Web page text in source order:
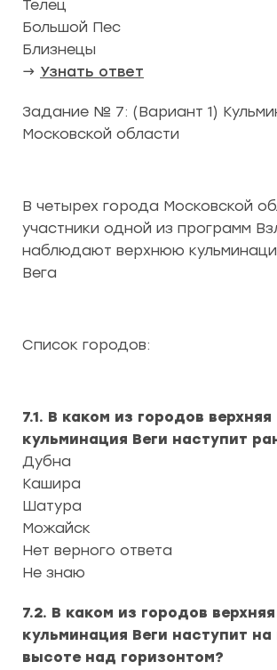
Телец
Большой Пес
Близнецы
→ Узнать ответ
Задание № 7: (Вариант 1)
Московской области
В четырех города Московской
участники одной из программ
наблюдают верхнюю
Вега
Список городов:
7.1. В каком из городов верхняя
кульминация Веги наступит
Дубна
Кашира
Шатура
Можайск
Нет верного ответа
Не знаю
7.2. В каком из городов верхняя
кульминация Веги наступит
высоте над горизонтом?